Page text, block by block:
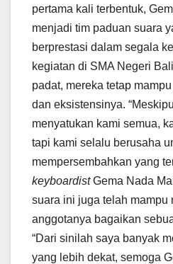
pertama kali terbentuk,
menjadi tim paduan suara
berprestasi dalam segala
kegiatan di SMA Negeri
padat, mereka tetap
dan eksistensinya.
menyatukan kami semua,
tapi kami selalu berusaha
mempersembahkan yang
keyboardistGema Nada
suara ini juga telah mampu
anggotanya bagaikan
“Dari sinilah saya banyak
yang lebih dekat, semoga